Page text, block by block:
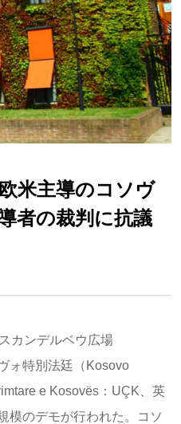
米主導のコソヴ
者の裁判に抗議
カンデルベウ広場
ォ特別法廷（Kosovo
e Kosovës：UÇK、英
模のデモが行われた。コソ